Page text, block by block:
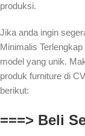
produksi.
Jika anda ingin
Minimalis
model yang unik.
produk furniture di
berikut:
===> Beli